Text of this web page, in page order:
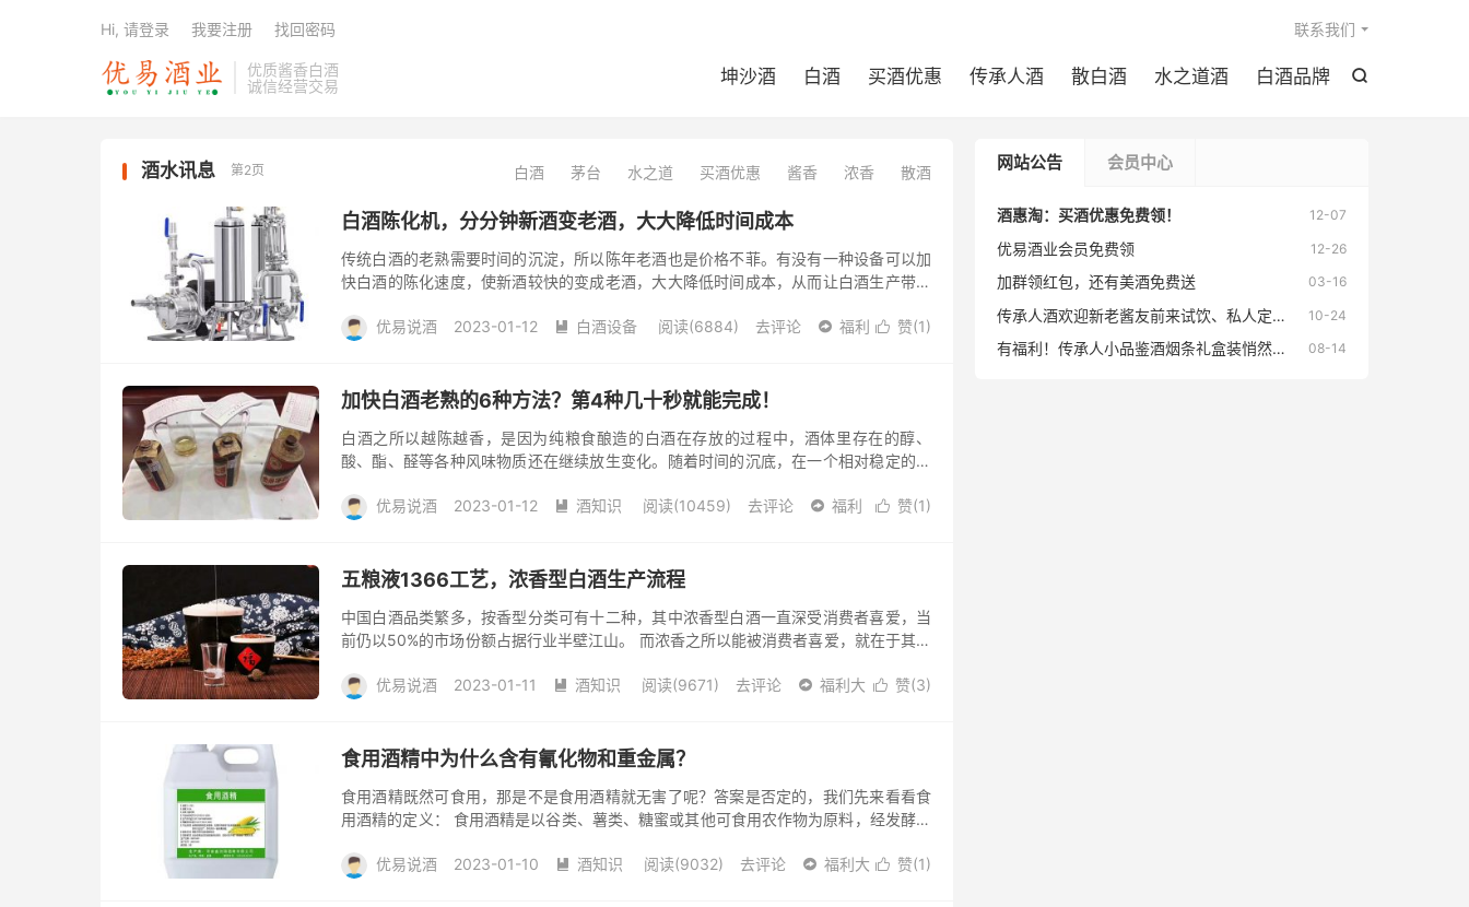
优质酱香白酒
诚信经营交易

坤沙酒 白酒 买酒优惠 传承人酒 散白酒 水之道酒 白酒品牌
联系我们
Hi, 请登录 我要注册 找回密码
酒水讯息 第2页 白酒 茅台 水之道 买酒优惠 酱香 浓香 散酒
白酒陈化机，分分钟新酒变老酒，大大降低时间成本
传统白酒的老熟需要时间的沉淀，所以陈年老酒也是价格不菲。有没有一种设备可以加
快白酒的陈化速度，使新酒较快的变成老酒，大大降低时间成本，从而让白酒生产带来
内变得柔和、...
 赞(1)
优易说酒 2023-01-12  白酒设备 阅读(6884) 去评论  福利
加快白酒老熟的6种方法？第4种几十秒就能完成！
白酒之所以越陈越香，是因为纯粮食酿造的白酒在存放的过程中，酒体里存在的醇、
酸、酯、醛等各种风味物质还在继续放生变化。随着时间的沉底，在一个相对稳定的环
和、协调，香味...
 赞(1)
优易说酒 2023-01-12  酒知识 阅读(10459) 去评论  福利
五粮液1366工艺，浓香型白酒生产流程
中国白酒品类繁多，按香型分类可有十二种，其中浓香型白酒一直深受消费者喜爱，当
前仍以50%的市场份额占据行业半壁江山。 而浓香之所以能被消费者喜爱，就在于其所
特点，...
 赞(3)
优易说酒 2023-01-11  酒知识 阅读(9671) 去评论  福利大
食用酒精中为什么含有氰化物和重金属？
食用酒精既然可食用，那是不是食用酒精就无害了呢？答案是否定的，我们先来看看食
用酒精的定义： 食用酒精是以谷类、薯类、糖蜜或其他可食用农作物为原料，经发酵、
同，可以产...
 赞(1)
优易说酒 2023-01-10  酒知识 阅读(9032) 去评论  福利大
网站公告 会员中心
12-07
酒惠淘：买酒优惠免费领！
12-26
优易酒业会员免费领
03-16
加群领红包，还有美酒免费送
10-24
传承人酒欢迎新老酱友前来试饮、私人定制、代理、加盟
08-14
有福利！传承人小品鉴酒烟条礼盒装悄然上线